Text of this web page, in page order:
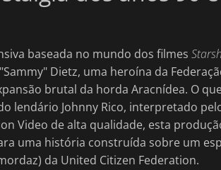
baseada no mundo dos filmes
Dietz, uma heroína da
brutal da horda Aracnídea. O
lendário Johnny Rico, interpretado
Video de alta qualidade, esta
uma história construída sobre um
da United Citizen Federation.